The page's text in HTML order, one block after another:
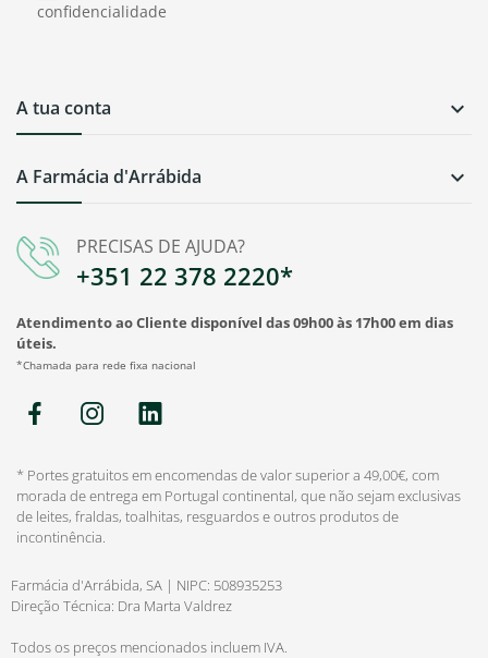
PRECISAS DE AJUDA?
+351 22 378 2220*
Atendimento ao Cliente disponível das 09h00 às 17h00 em dias
úteis.
*Chamada para rede fixa nacional
A Farmácia d'Arrábida 
A tua conta 
confidencialidade
* Portes gratuitos em encomendas de valor superior a 49,00€, com
morada de entrega em Portugal continental, que não sejam exclusivas
de leites, fraldas, toalhitas, resguardos e outros produtos de
incontinência.
Farmácia d'Arrábida, SA | NIPC: 508935253
Direção Técnica: Dra Marta Valdrez
Todos os preços mencionados incluem IVA.